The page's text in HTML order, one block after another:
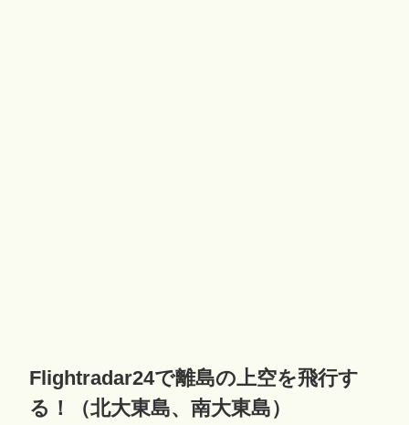
Flightradar24で離島の上空を飛行す
る！（北大東島、南大東島）